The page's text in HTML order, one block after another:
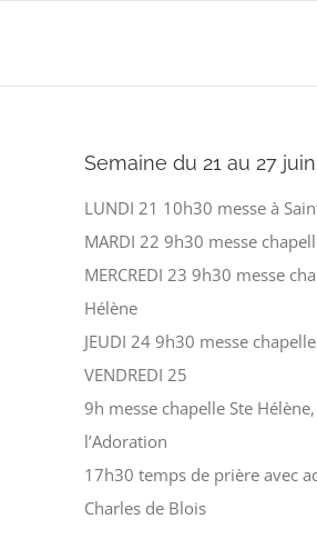
contenu
Semaine du 21 au 27 juin
LUNDI 21 10h30 messe à
MARDI 22 9h30 messe
MERCREDI 23 9h30 messe
Hélène
JEUDI 24 9h30 messe
VENDREDI 25
9h messe chapelle Ste
l’Adoration
17h30 temps de prière avec
Charles de Blois